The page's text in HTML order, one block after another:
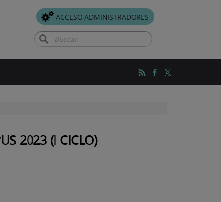
ACCESO ADMINISTRADORES
Buscar
2023 (I CICLO)